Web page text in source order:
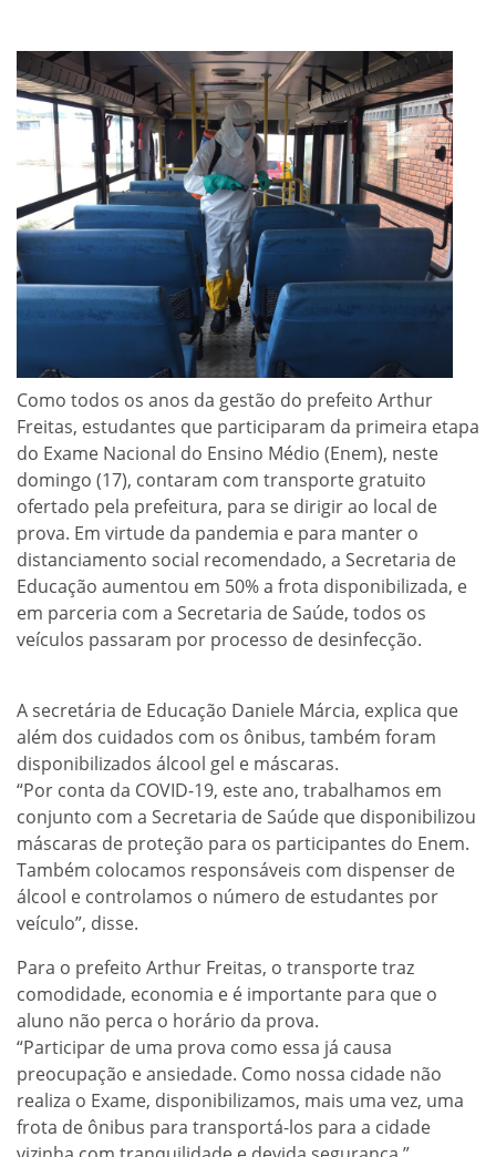
Como todos os anos da gestão do prefeito Arthur
Freitas, estudantes que participaram da primeira etapa
do Exame Nacional do Ensino Médio (Enem), neste
domingo (17), contaram com transporte gratuito
ofertado pela prefeitura, para se dirigir ao local de
prova. Em virtude da pandemia e para manter o
distanciamento social recomendado, a Secretaria de
Educação aumentou em 50% a frota disponibilizada, e
em parceria com a Secretaria de Saúde, todos os
veículos passaram por processo de desinfecção.
A secretária de Educação Daniele Márcia, explica que
além dos cuidados com os ônibus, também foram
disponibilizados álcool gel e máscaras.
“Por conta da COVID-19, este ano, trabalhamos em
conjunto com a Secretaria de Saúde que disponibilizou
máscaras de proteção para os participantes do Enem.
Também colocamos responsáveis com dispenser de
álcool e controlamos o número de estudantes por
veículo”, disse.
Para o prefeito Arthur Freitas, o transporte traz
comodidade, economia e é importante para que o
aluno não perca o horário da prova.
“Participar de uma prova como essa já causa
preocupação e ansiedade. Como nossa cidade não
realiza o Exame, disponibilizamos, mais uma vez, uma
frota de ônibus para transportá-los para a cidade